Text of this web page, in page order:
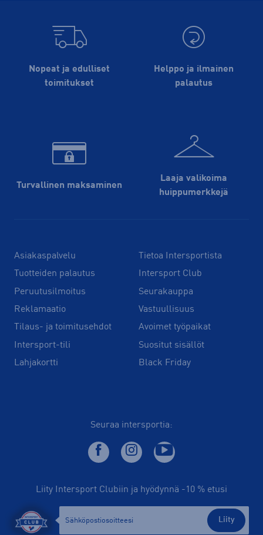
Nopeat ja edulliset
toimitukset
Helppo ja ilmainen
palautus
Turvallinen maksaminen
Laaja valikoima
huippu­merkkejä
Asiakaspalvelu
Tuotteiden palautus
Peruutusilmoitus
Reklamaatio
Tilaus- ja toimitusehdot
Intersport-tili
Lahjakortti
Tietoa Intersportista
Intersport Club
Seurakauppa
Vastuullisuus
Avoimet työpaikat
Suositut sisällöt
Black Friday
Seuraa intersportia:
Liity Intersport Clubiin ja hyödynnä -10 % etusi
Liity